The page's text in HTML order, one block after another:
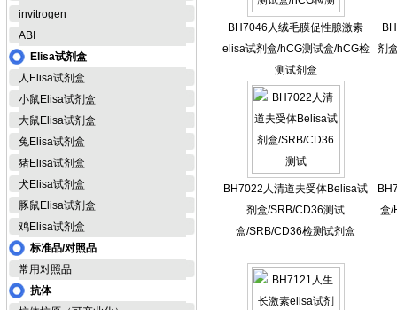
invitrogen
ABI
Elisa试剂盒
人Elisa试剂盒
小鼠Elisa试剂盒
大鼠Elisa试剂盒
兔Elisa试剂盒
猪Elisa试剂盒
犬Elisa试剂盒
豚鼠Elisa试剂盒
鸡Elisa试剂盒
标准品/对照品
常用对照品
抗体
BH7046人绒毛膜促性腺激素
elisa试剂盒/hCG测试盒/hCG检
测试剂盒
剂
BH7022人清道夫受体Belisa试
剂盒/SRB/CD36测试
盒/SRB/CD36检测试剂盒
盒/